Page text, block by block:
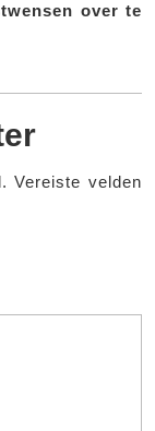
over te
Vereiste velden